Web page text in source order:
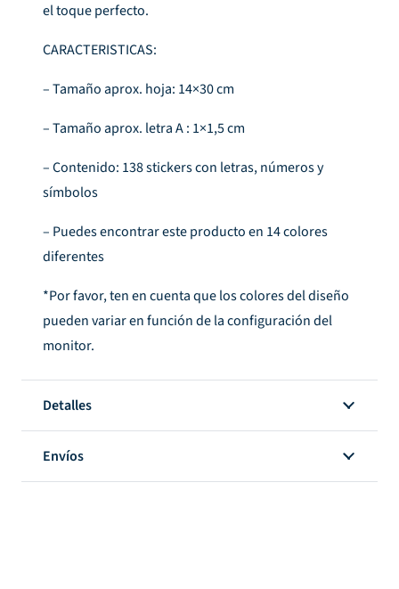
el toque perfecto.
CARACTERISTICAS:
– Tamaño aprox. hoja: 14×30 cm
– Tamaño aprox. letra A : 1×1,5 cm
– Contenido: 138 stickers con letras, números y
símbolos
– Puedes encontrar este producto en 14 colores
diferentes
*Por favor, ten en cuenta que los colores del diseño
pueden variar en función de la configuración del
monitor.
Detalles
Envíos